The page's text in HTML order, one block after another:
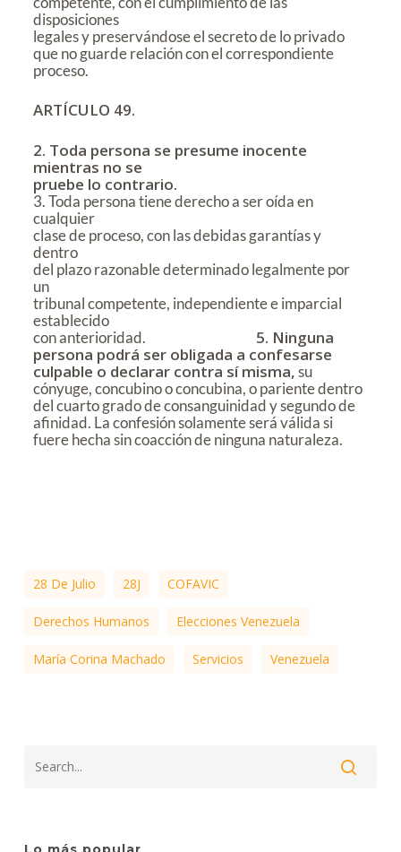
disposiciones
legales y preservándose el secreto de lo privado
que no guarde relación con el correspondiente
proceso.
ARTÍCULO 49.
2. Toda persona se presume inocente
mientras no se
pruebe lo contrario.
3. Toda persona tiene derecho a ser oída en
cualquier
clase de proceso, con las debidas garantías y
dentro
del plazo razonable determinado legalmente por
un
tribunal competente, independiente e imparcial
establecido
con anterioridad. 5. Ninguna
persona podrá ser obligada a confesarse
culpable o declarar contra sí misma,su
cónyuge, concubino o concubina, o pariente dentro
del cuarto grado de consanguinidad y segundo de
afinidad. La confesión solamente será válida si
fuere hecha sin coacción de ninguna naturaleza.
28 De Julio 28J COFAVIC
Derechos Humanos Elecciones Venezuela
María Corina Machado Servicios Venezuela